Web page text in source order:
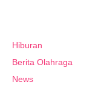
Hiburan
Berita Olahraga
News